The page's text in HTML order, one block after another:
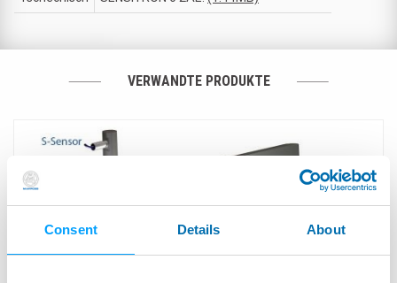
Consent Details About
VERWANDTE PRODUKTE